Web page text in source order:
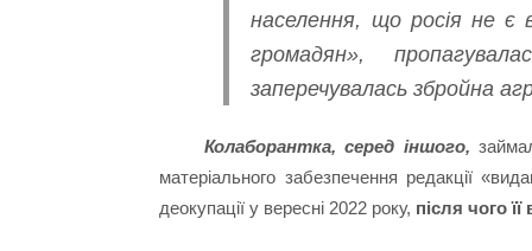
населення, що росія не є
громадян»,
заперечувалась збройна
Колаборантка, серед іншого,
матеріального забезпечення редакції
деокупації у вересні 2022 року, після чого